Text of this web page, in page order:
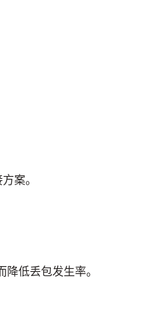
案。
低丢包发生率。